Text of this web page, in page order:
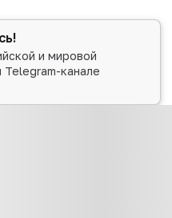
и мировой
канале